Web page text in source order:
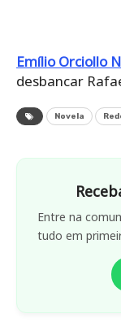
Emílio Orciollo
desbancar
Novela
Entre na
tudo em